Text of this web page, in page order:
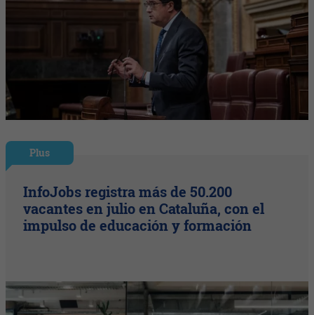
Plus
InfoJobs registra más de 50.200
vacantes en julio en Cataluña, con el
impulso de educación y formación